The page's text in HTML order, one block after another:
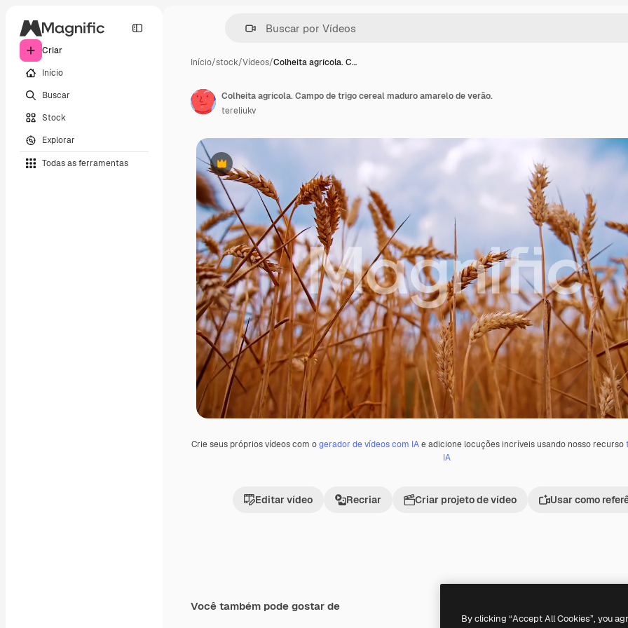
Criar
Início
Buscar
Stock
Explorar
Todas as ferramentas
Início/stock/Vídeos/Colheita agrícola. C…
Premium
Crie seus próprios vídeos com ogerador de vídeos com IAe adicione locuções incríveis usando nosso recurso
IA
Editar vídeo Recriar Criar projeto de vídeo Usar como
Colheita agrícola. Campo de trigo cereal maduro amarelo de verão.
tereliukv
Você também pode gostar de
By clicking “Accept All Cookies”, you